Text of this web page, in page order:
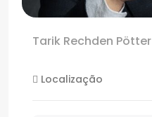
Tarik Rechden Pötter
Localização